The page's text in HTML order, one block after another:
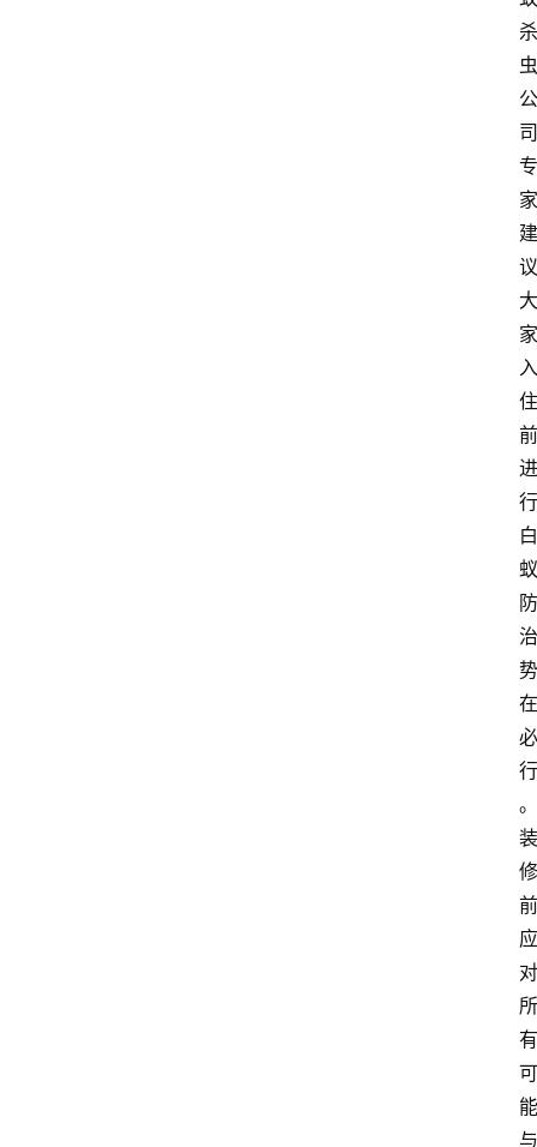
杀
虫
公
司
专
家
建
议
大
家
入
住
前
进
行
白
蚁
防
治
势
在
必
行
。
装
修
前
应
对
所
有
可
能
与